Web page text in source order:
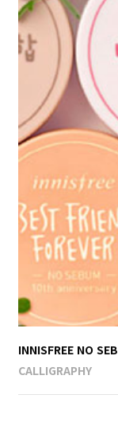
INNISFREE NO
CALLIGRAPHY